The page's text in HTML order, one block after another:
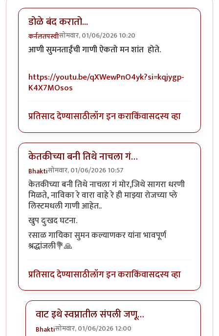
डोळे बंद करातो...
कर्नलतपस्वीसोमवार, 01/06/2026 10:20
आणी सुमनताईंची गाणी ऐकतो मन शांत होते.
https://youtu.be/qXWewPnO4yk?si=kqjygp-
K4X7MOsos
प्रतिसाद देण्यासाठीलॉग इन कराकिंवासदस्य व्हा
केतकीच्या बनी तिथे नाचला गं…
Bhaktiसोमवार, 01/06/2026 10:57
केतकीच्या बनी तिथे नाचला गं मोर,जिथे सागरा धरणी
मिळते, नाविका रे वारा वाहे रे ही माझ्या रोजच्या प्ले
लिस्टमधली गाणी आहेत..
खुप दुःखद घटना.
रसाळ गायिका सुमन कल्याणकर यांना भावपूर्ण
श्रद्धांजली💐🙏
प्रतिसाद देण्यासाठीलॉग इन कराकिंवासदस्य व्हा
वाट इथे स्वप्नातील संपली जणू…
Bhaktiसोमवार, 01/06/2026 12:00